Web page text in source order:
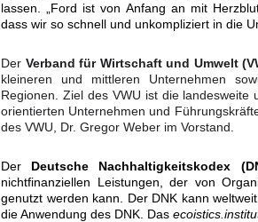
lassen. „Ford ist von Anfang an mit
dass wir so schnell und unkompliziert in die
Der Verband für Wirtschaft und Umwelt
kleineren und mittleren Unternehmen
Regionen. Ziel des VWU ist die landesweite
orientierten Unternehmen und
des VWU, Dr. Gregor Weber im Vorstand.
Der Deutsche Nachhaltigkeitskodex
nichtfinanziellen Leistungen, der von
genutzt werden kann. Der DNK kann
die Anwendung des DNK. Das